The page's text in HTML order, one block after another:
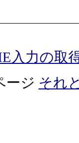
入力の取
ージ それ